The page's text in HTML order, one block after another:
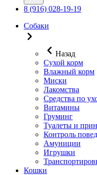
8 (916) 028-19-19
Собаки
Назад
Сухой корм
Влажный корм
Миски
Лакомства
Средства по
Витамины
Груминг
Туалеты и
Контроль
Амуниции
Игрушки
Кошки